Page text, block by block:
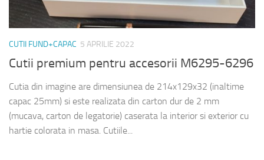
CUTII FUND+CAPAC 5 APRILIE 2022
Cutii premium pentru accesorii M6295-6296
Cutia din imagine are dimensiunea de 214x129x32 (inaltime
capac 25mm) si este realizata din carton dur de 2 mm
(mucava, carton de legatorie) caserata la interior si exterior cu
hartie colorata in masa. Cutiile...